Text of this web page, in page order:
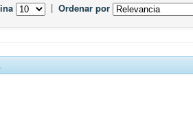
| Ordenar por